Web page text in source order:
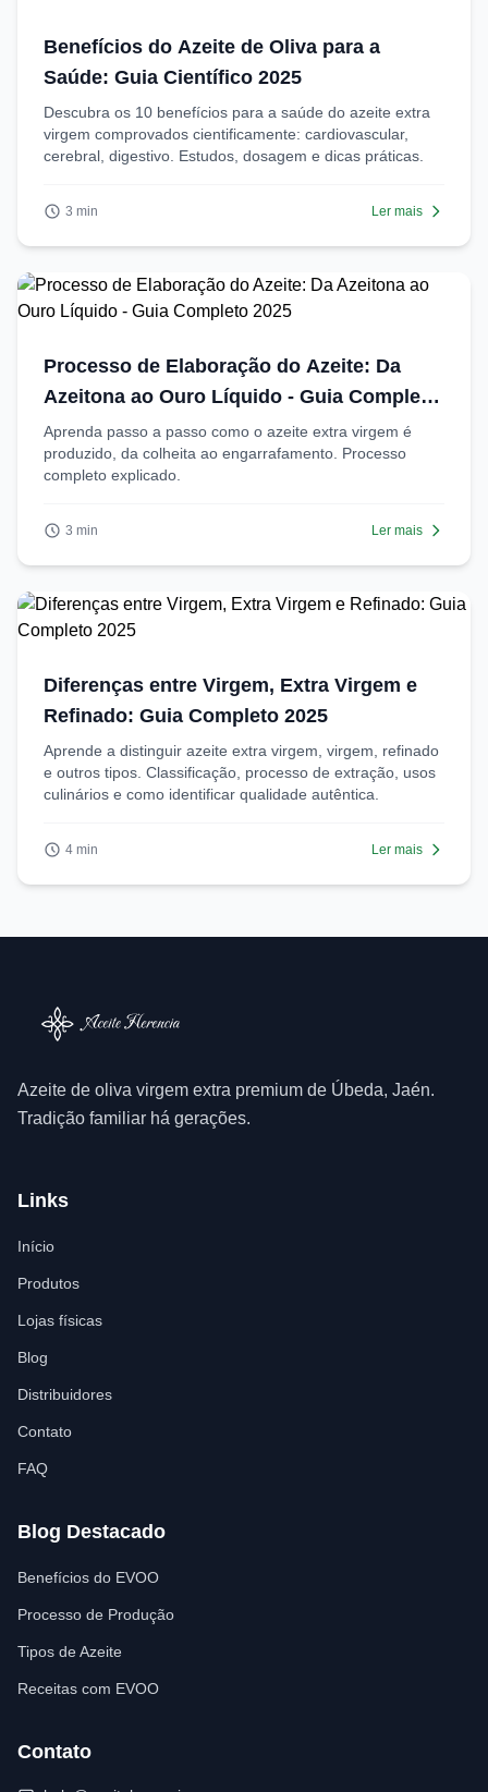
Benefícios do Azeite de Oliva para a
Saúde: Guia Científico 2025
Descubra os 10 benefícios para a saúde do azeite extra
virgem comprovados cientificamente: cardiovascular,
cerebral, digestivo. Estudos, dosagem e dicas práticas.
3 min Ler mais
Processo de Elaboração do Azeite: Da
Azeitona ao Ouro Líquido - Guia Completo
2025
Aprenda passo a passo como o azeite extra virgem é
produzido, da colheita ao engarrafamento. Processo
completo explicado.
3 min Ler mais
Diferenças entre Virgem, Extra Virgem e
Refinado: Guia Completo 2025
Aprende a distinguir azeite extra virgem, virgem, refinado
e outros tipos. Classificação, processo de extração, usos
culinários e como identificar qualidade autêntica.
4 min Ler mais
Azeite de oliva virgem extra premium de Úbeda, Jaén.
Tradição familiar há gerações.
Links
Início
Produtos
Lojas físicas
Blog
Distribuidores
Contato
FAQ
Blog Destacado
Benefícios do EVOO
Processo de Produção
Tipos de Azeite
Receitas com EVOO
Contato